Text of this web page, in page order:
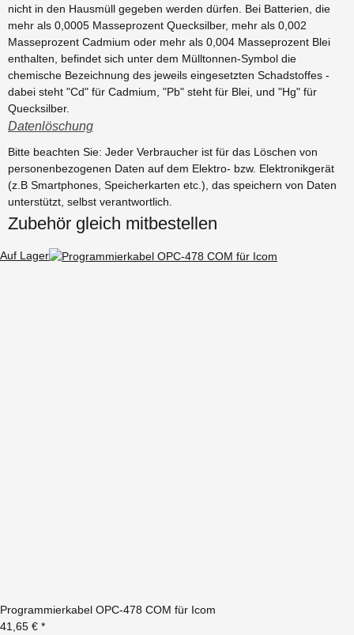
nicht in den Hausmüll gegeben werden dürfen. Bei Batterien, die
mehr als 0,0005 Masseprozent Quecksilber, mehr als 0,002
Masseprozent Cadmium oder mehr als 0,004 Masseprozent Blei
enthalten, befindet sich unter dem Mülltonnen-Symbol die
chemische Bezeichnung des jeweils eingesetzten Schadstoffes -
dabei steht "Cd" für Cadmium, "Pb" steht für Blei, und "Hg" für
Quecksilber.
Datenlöschung
Bitte beachten Sie: Jeder Verbraucher ist für das Löschen von
personenbezogenen Daten auf dem Elektro- bzw. Elektronikgerät
(z.B Smartphones, Speicherkarten etc.), das speichern von Daten
unterstützt, selbst verantwortlich.
Zubehör gleich mitbestellen
Auf Lager
Programmierkabel OPC-478 COM für Icom
41,65 € *